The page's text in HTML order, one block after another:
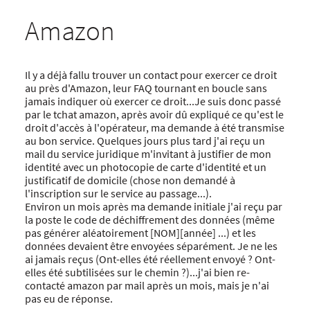
Amazon
Il y a déjà fallu trouver un contact pour exercer ce droit
au près d'Amazon, leur FAQ tournant en boucle sans
jamais indiquer où exercer ce droit...Je suis donc passé
par le tchat amazon, après avoir dû expliqué ce qu'est le
droit d'accès à l'opérateur, ma demande à été transmise
au bon service. Quelques jours plus tard j'ai reçu un
mail du service juridique m'invitant à justifier de mon
identité avec un photocopie de carte d'identité et un
justificatif de domicile (chose non demandé à
l'inscription sur le service au passage...).
Environ un mois après ma demande initiale j'ai reçu par
la poste le code de déchiffrement des données (même
pas générer aléatoirement [NOM][année] ...) et les
données devaient être envoyées séparément. Je ne les
ai jamais reçus (Ont-elles été réellement envoyé ? Ont-
elles été subtilisées sur le chemin ?)...j'ai bien re-
contacté amazon par mail après un mois, mais je n'ai
pas eu de réponse.